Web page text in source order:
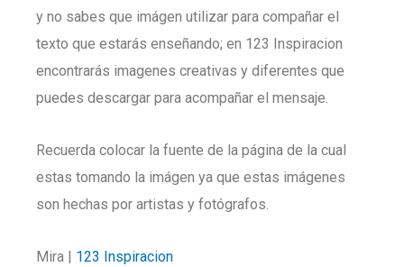
y no sabes que imágen utilizar para compañar el
texto que estarás enseñando; en 123 Inspiracion
encontrarás imagenes creativas y diferentes que
puedes descargar para acompañar el mensaje.
Recuerda colocar la fuente de la página de la cual
estas tomando la imágen ya que estas imágenes
son hechas por artistas y fotógrafos.
Mira | 123 Inspiracion